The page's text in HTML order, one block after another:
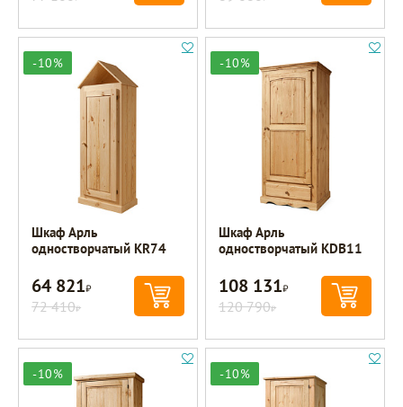
-10%
Шкаф Арль
одностворчатый KR74
64 821Р
72 410Р
-10%
Шкаф Арль
одностворчатый KDB11
108 131Р
120 790Р
-10% -10%